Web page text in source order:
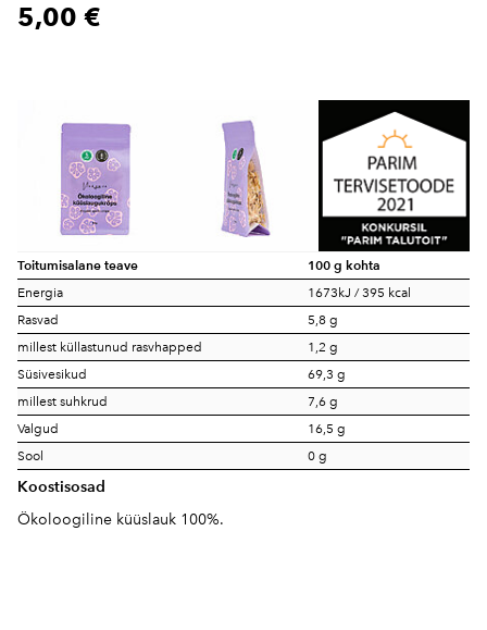
Toitumisalane teave 100 g kohta
Energia
1673kJ / 395 kcal
Rasvad
5,8 g
millest küllastunud rasvhapped
1,2 g
Süsivesikud
69,3 g
millest suhkrud
7,6 g
Valgud
16,5 g
Sool
0 g
Koostisosad
Ökoloogiline küüslauk 100%.
5,00 €